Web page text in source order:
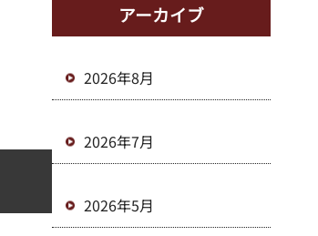
アーカイブ
2026年8月
2026年7月
2026年5月